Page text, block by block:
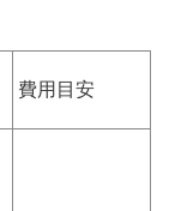
費用目安